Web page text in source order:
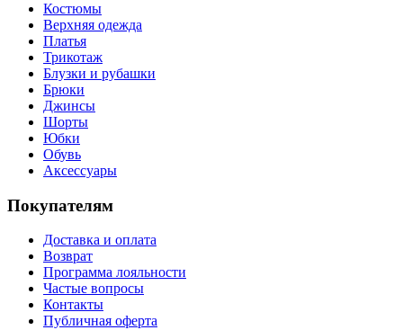
Костюмы
Верхняя одежда
Платья
Трикотаж
Блузки и рубашки
Брюки
Джинсы
Шорты
Юбки
Обувь
Аксессуары
Покупателям
Доставка и оплата
Возврат
Программа лояльности
Частые вопросы
Контакты
Публичная оферта